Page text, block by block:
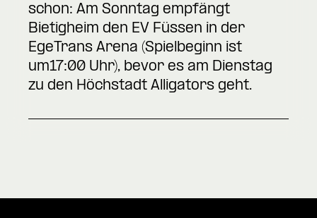
schon: Am Sonntag empfängt
Bietigheim den EV Füssen in der
EgeTrans Arena (Spielbeginn ist
um17:00 Uhr), bevor es am Dienstag
zu den Höchstadt Alligators geht.